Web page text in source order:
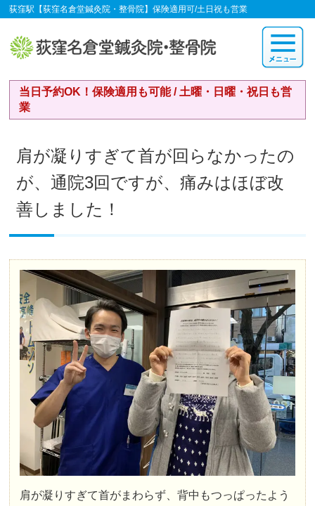
荻窪駅【荻窪名倉堂鍼灸院・整骨院】保険適用可/土日祝も営業
当日予約OK！保険適用も可能 / 土曜・日曜・祝日も営
業
肩が凝りすぎて首が回らなかったの
が、通院3回ですが、痛みはほぼ改
善しました！
肩が凝りすぎて首がまわらず、背中もつっぱったよう